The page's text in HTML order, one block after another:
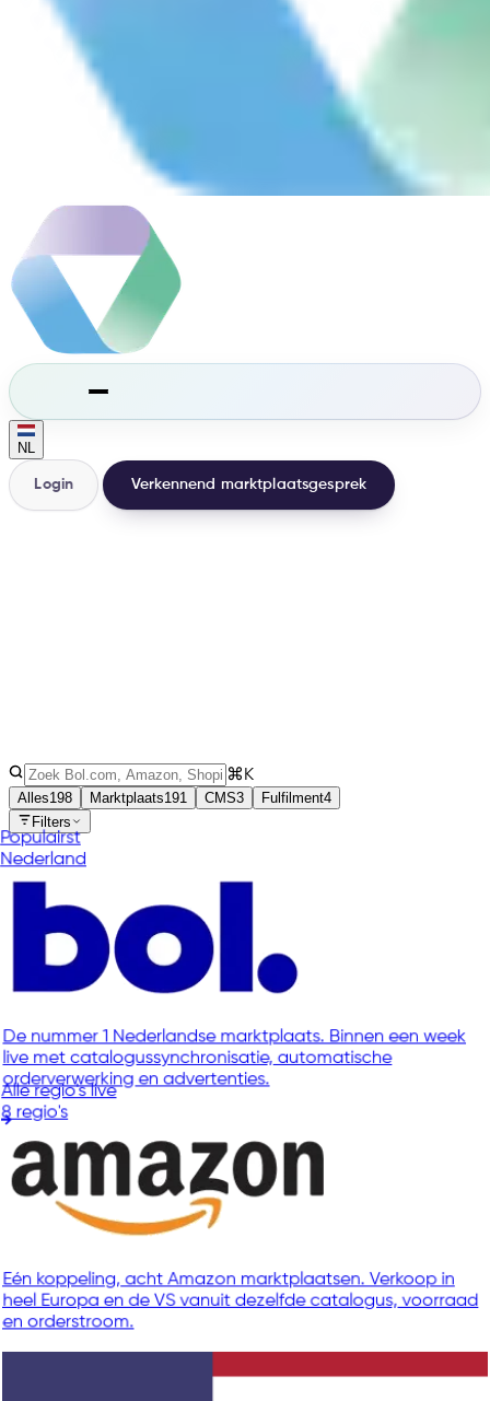
NL
Login Verkennend marktplaatsgesprek
3Soorten ⌘K
Alles198 Marktplaats191 CMS3 Fulfilment4
Filters
Populairst
Nederland
De nummer 1 Nederlandse marktplaats. Binnen een week
live met catalogussynchronisatie, automatische
orderverwerking en advertenties.
Alle regio's live
8 regio's
Eén koppeling, acht Amazon marktplaatsen. Verkoop in
heel Europa en de VS vanuit dezelfde catalogus, voorraad
en orderstroom.